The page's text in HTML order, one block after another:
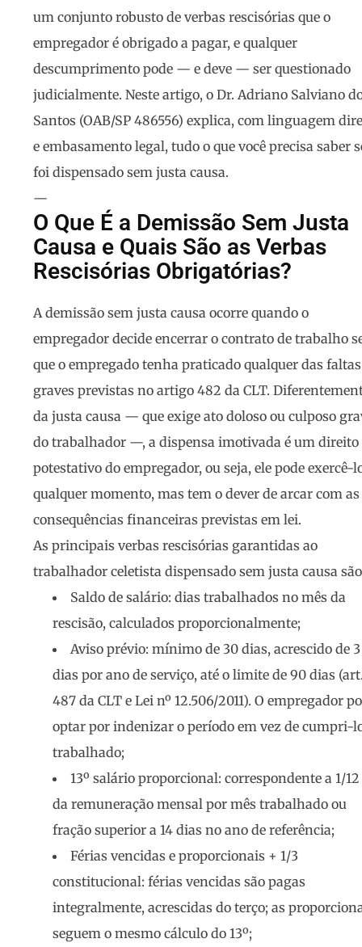
um conjunto robusto de verbas rescisórias que o
empregador é obrigado a pagar, e qualquer
descumprimento pode — e deve — ser questionado
judicialmente. Neste artigo, o Dr. Adriano Salviano
Santos (OAB/SP 486556) explica, com linguagem
e embasamento legal, tudo o que você precisa saber
foi dispensado sem justa causa.
—
O Que É a Demissão Sem Justa
Causa e Quais São as Verbas
Rescisórias Obrigatórias?
A demissão sem justa causa ocorre quando o
empregador decide encerrar o contrato de trabalho
que o empregado tenha praticado qualquer das faltas
graves previstas no artigo 482 da CLT.
da justa causa — que exige ato doloso ou culposo
do trabalhador —, a dispensa imotivada é um direito
potestativo do empregador, ou seja, ele pode exercê-
qualquer momento, mas tem o dever de arcar com as
consequências financeiras previstas em lei.
As principais verbas rescisórias garantidas ao
trabalhador celetista dispensado sem justa causa
Saldo de salário: dias trabalhados no mês da
rescisão, calculados proporcionalmente;
Aviso prévio: mínimo de 30 dias, acrescido de 3
dias por ano de serviço, até o limite de 90 dias
487 da CLT e Lei nº 12.506/2011). O empregador
optar por indenizar o período em vez de cumpri-
trabalhado;
13º salário proporcional: correspondente a 1/12
da remuneração mensal por mês trabalhado ou
fração superior a 14 dias no ano de referência;
Férias vencidas e proporcionais + 1/3
constitucional: férias vencidas são pagas
integralmente, acrescidas do terço; as
seguem o mesmo cálculo do 13º;